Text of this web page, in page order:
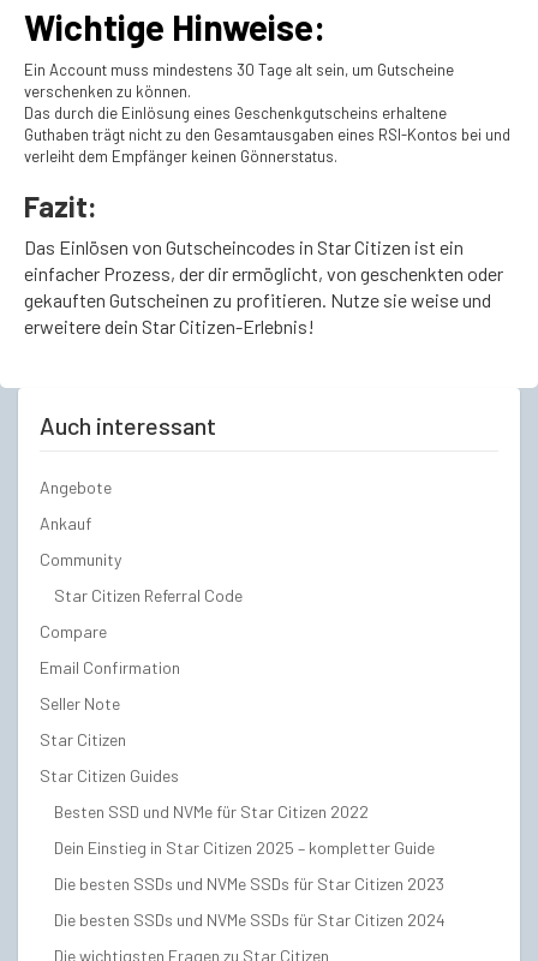
Wichtige Hinweise:
Ein Account muss mindestens 30 Tage alt sein, um Gutscheine
verschenken zu können.
Das durch die Einlösung eines Geschenkgutscheins erhaltene
Guthaben trägt nicht zu den Gesamtausgaben eines RSI-Kontos bei und
verleiht dem Empfänger keinen Gönnerstatus.
Fazit:
Das Einlösen von Gutscheincodes in Star Citizen ist ein
einfacher Prozess, der dir ermöglicht, von geschenkten oder
gekauften Gutscheinen zu profitieren. Nutze sie weise und
erweitere dein Star Citizen-Erlebnis!
Auch interessant
Angebote
Ankauf
Community
Star Citizen Referral Code
Compare
Email Confirmation
Seller Note
Star Citizen
Star Citizen Guides
Besten SSD und NVMe für Star Citizen 2022
Dein Einstieg in Star Citizen 2025 – kompletter Guide
Die besten SSDs und NVMe SSDs für Star Citizen 2023
Die besten SSDs und NVMe SSDs für Star Citizen 2024
Die wichtigsten Fragen zu Star Citizen